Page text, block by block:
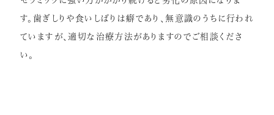
す。歯ぎしりや食いしばりは癖であり、無意識のうちに行われ
ていますが、適切な治療方法がありますのでご相談くださ
い。